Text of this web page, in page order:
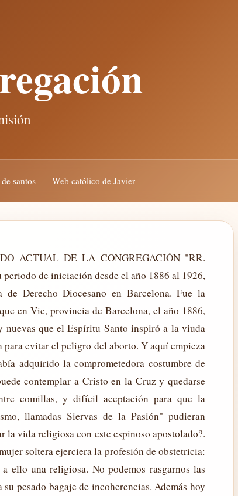
santos Web católico de Javier
ACTUAL DE LA CONGREGACIÓN "RR.
de iniciación desde el año 1886 al 1926,
Derecho Diocesano en Barcelona. Fue la
en Vic, provincia de Barcelona, el año 1886,
que el Espíritu Santo inspiró a la viuda
para evitar el peligro del aborto. Y aquí empieza
adquirido la comprometedora costumbre de
contemplar a Cristo en la Cruz y quedarse
comillas, y difícil aceptación para que la
llamadas Siervas de la Pasión" pudieran
vida religiosa con este espinoso apostolado?.
soltera ejerciera la profesión de obstetricia:
ello una religiosa. No podemos rasgarnos las
pesado bagaje de incoherencias. Además hoy